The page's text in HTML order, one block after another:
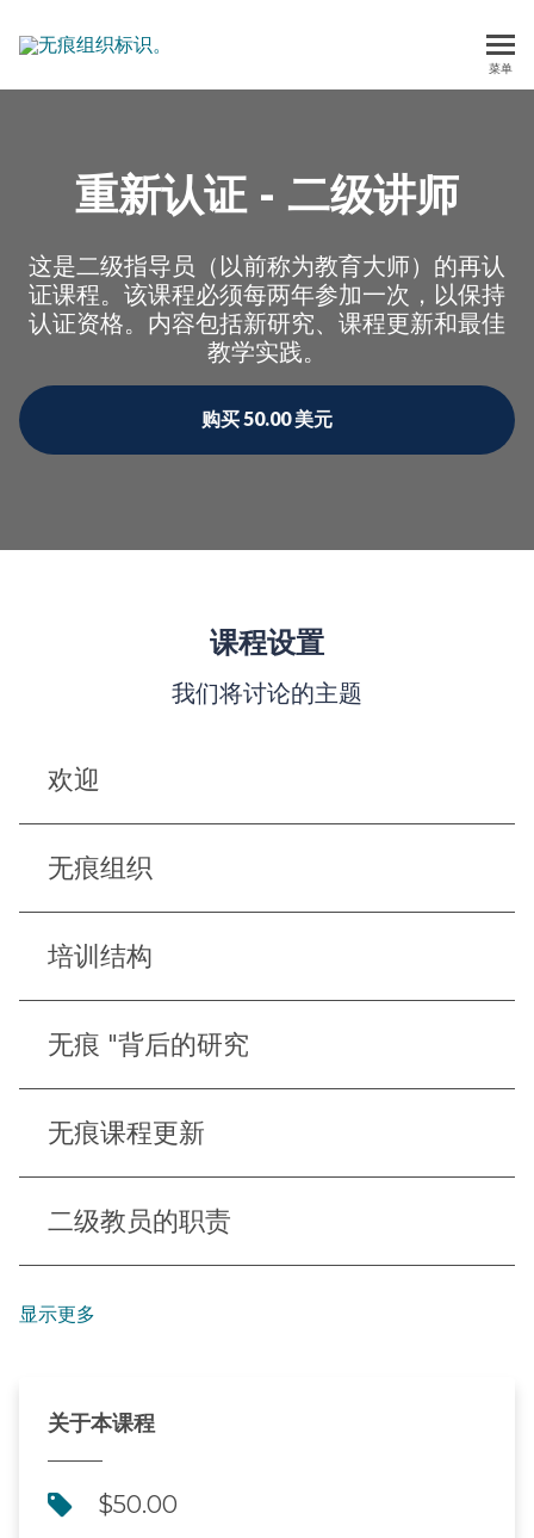
菜单
重新认证 - 二级讲师
这是二级指导员（以前称为教育大师）的再认
证课程。该课程必须每两年参加一次，以保持
认证资格。内容包括新研究、课程更新和最佳
教学实践。
购买 50.00 美元
课程设置
我们将讨论的主题
欢迎
无痕组织
培训结构
无痕 "背后的研究
无痕课程更新
二级教员的职责
显示更多
关于本课程
$50.00